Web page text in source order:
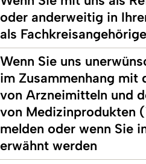
oder anderweitig in
als
Wenn Sie uns
im Zusammenhang mit
von Arzneimitteln und
von Medizinprodukten
melden oder wenn Sie
erwähnt werden